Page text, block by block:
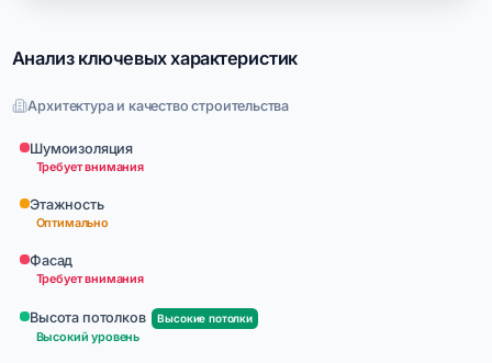
Анализ ключевых характеристик
Архитектура и качество строительства
Шумоизоляция
Требует внимания
Этажность
Оптимально
Фасад
Требует внимания
Высота потолков Высокие потолки
Высокий уровень